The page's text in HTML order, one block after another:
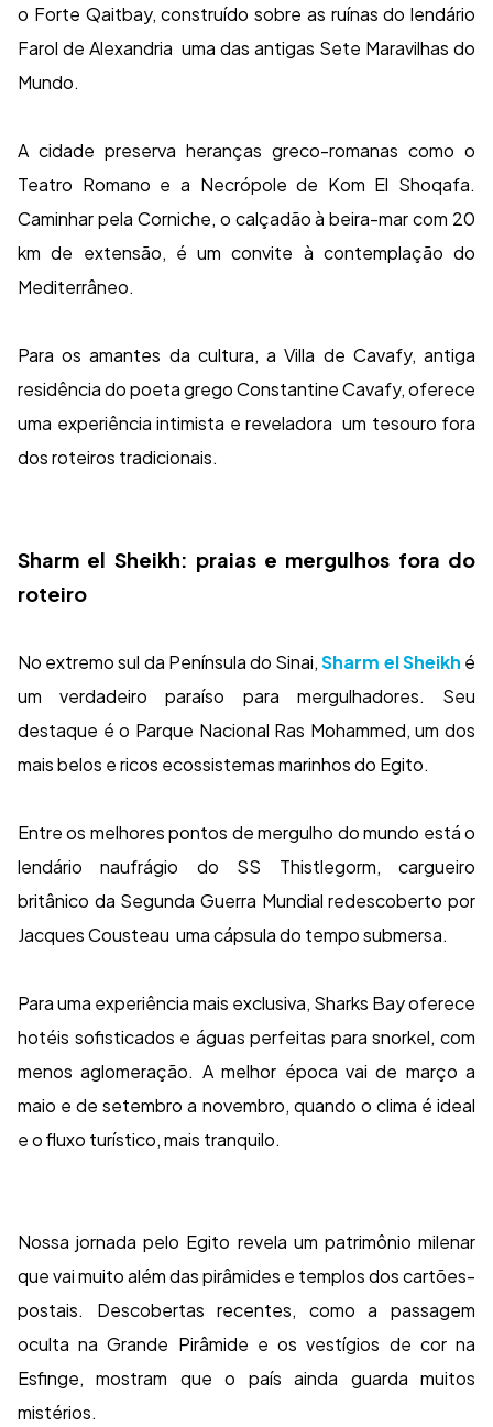
o Forte Qaitbay, construído sobre as ruínas do lendário
Farol de Alexandria uma das antigas Sete Maravilhas do
Mundo.
A cidade preserva heranças greco-romanas como o
Teatro Romano e a Necrópole de Kom El Shoqafa.
Caminhar pela Corniche, o calçadão à beira-mar com 20
km de extensão, é um convite à contemplação do
Mediterrâneo.
Para os amantes da cultura, a Villa de Cavafy, antiga
residência do poeta grego Constantine Cavafy, oferece
uma experiência intimista e reveladora um tesouro fora
dos roteiros tradicionais.
Sharm el Sheikh: praias e mergulhos fora do
roteiro
No extremo sul da Península do Sinai,Sharm el Sheikh é
um verdadeiro paraíso para mergulhadores. Seu
destaque é o Parque Nacional Ras Mohammed, um dos
mais belos e ricos ecossistemas marinhos do Egito.
Entre os melhores pontos de mergulho do mundo está o
lendário naufrágio do SS Thistlegorm, cargueiro
britânico da Segunda Guerra Mundial redescoberto por
Jacques Cousteau uma cápsula do tempo submersa.
Para uma experiência mais exclusiva, Sharks Bay oferece
hotéis sofisticados e águas perfeitas para snorkel, com
menos aglomeração. A melhor época vai de março a
maio e de setembro a novembro, quando o clima é ideal
e o fluxo turístico, mais tranquilo.
Nossa jornada pelo Egito revela um patrimônio milenar
que vai muito além das pirâmides e templos dos cartões-
postais. Descobertas recentes, como a passagem
oculta na Grande Pirâmide e os vestígios de cor na
Esfinge, mostram que o país ainda guarda muitos
mistérios.